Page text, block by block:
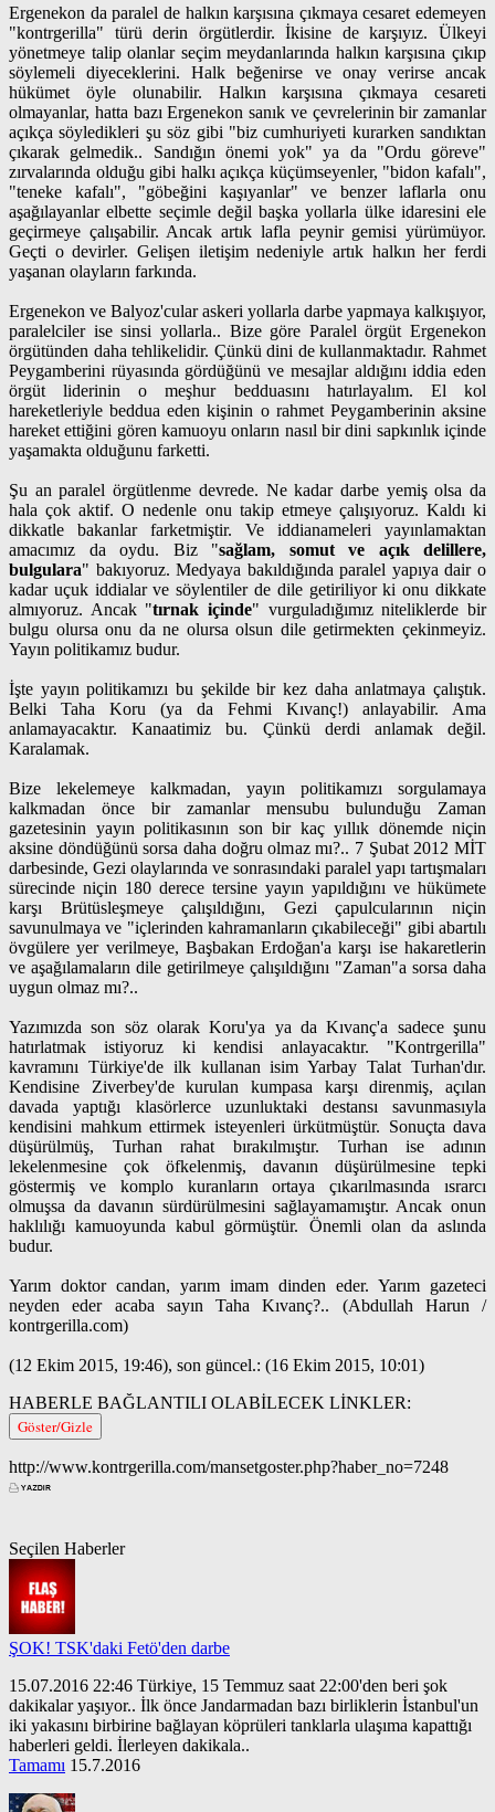
Ergenekon da paralel de halkın karşısına çıkmaya cesaret edemeyen
"kontrgerilla" türü derin örgütlerdir. İkisine de karşıyız. Ülkeyi
yönetmeye talip olanlar seçim meydanlarında halkın karşısına çıkıp
söylemeli diyeceklerini. Halk beğenirse ve onay verirse ancak
hükümet öyle olunabilir. Halkın karşısına çıkmaya cesareti
olmayanlar, hatta bazı Ergenekon sanık ve çevrelerinin bir zamanlar
açıkça söyledikleri şu söz gibi "biz cumhuriyeti kurarken sandıktan
çıkarak gelmedik.. Sandığın önemi yok" ya da "Ordu göreve"
zırvalarında olduğu gibi halkı açıkça küçümseyenler, "bidon kafalı",
"teneke kafalı", "göbeğini kaşıyanlar" ve benzer laflarla onu
aşağılayanlar elbette seçimle değil başka yollarla ülke idaresini ele
geçirmeye çalışabilir. Ancak artık lafla peynir gemisi yürümüyor.
Geçti o devirler. Gelişen iletişim nedeniyle artık halkın her ferdi
yaşanan olayların farkında.
Ergenekon ve Balyoz'cular askeri yollarla darbe yapmaya kalkışıyor,
paralelciler ise sinsi yollarla.. Bize göre Paralel örgüt Ergenekon
örgütünden daha tehlikelidir. Çünkü dini de kullanmaktadır. Rahmet
Peygamberini rüyasında gördüğünü ve mesajlar aldığını iddia eden
örgüt liderinin o meşhur bedduasını hatırlayalım. El kol
hareketleriyle beddua eden kişinin o rahmet Peygamberinin aksine
hareket ettiğini gören kamuoyu onların nasıl bir dini sapkınlık içinde
yaşamakta olduğunu farketti.
Şu an paralel örgütlenme devrede. Ne kadar darbe yemiş olsa da
hala çok aktif. O nedenle onu takip etmeye çalışıyoruz. Kaldı ki
dikkatle bakanlar farketmiştir. Ve iddianameleri yayınlamaktan
amacımız da oydu. Biz "sağlam, somut ve açık delillere,
bulgulara" bakıyoruz. Medyaya bakıldığında paralel yapıya dair o
kadar uçuk iddialar ve söylentiler de dile getiriliyor ki onu dikkate
almıyoruz. Ancak "tırnak içinde" vurguladığımız niteliklerde bir
bulgu olursa onu da ne olursa olsun dile getirmekten çekinmeyiz.
Yayın politikamız budur.
İşte yayın politikamızı bu şekilde bir kez daha anlatmaya çalıştık.
Belki Taha Koru (ya da Fehmi Kıvanç!) anlayabilir. Ama
anlamayacaktır. Kanaatimiz bu. Çünkü derdi anlamak değil.
Karalamak.
Bize lekelemeye kalkmadan, yayın politikamızı sorgulamaya
kalkmadan önce bir zamanlar mensubu bulunduğu Zaman
gazetesinin yayın politikasının son bir kaç yıllık dönemde niçin
aksine döndüğünü sorsa daha doğru olmaz mı?.. 7 Şubat 2012 MİT
darbesinde, Gezi olaylarında ve sonrasındaki paralel yapı tartışmaları
sürecinde niçin 180 derece tersine yayın yapıldığını ve hükümete
karşı Brütüsleşmeye çalışıldığını, Gezi çapulcularının niçin
savunulmaya ve "içlerinden kahramanların çıkabileceği" gibi abartılı
övgülere yer verilmeye, Başbakan Erdoğan'a karşı ise hakaretlerin
ve aşağılamaların dile getirilmeye çalışıldığını "Zaman"a sorsa daha
uygun olmaz mı?..
Yazımızda son söz olarak Koru'ya ya da Kıvanç'a sadece şunu
hatırlatmak istiyoruz ki kendisi anlayacaktır. "Kontrgerilla"
kavramını Türkiye'de ilk kullanan isim Yarbay Talat Turhan'dır.
Kendisine Ziverbey'de kurulan kumpasa karşı direnmiş, açılan
davada yaptığı klasörlerce uzunluktaki destansı savunmasıyla
kendisini mahkum ettirmek isteyenleri ürkütmüştür. Sonuçta dava
düşürülmüş, Turhan rahat bırakılmıştır. Turhan ise adının
lekelenmesine çok öfkelenmiş, davanın düşürülmesine tepki
göstermiş ve komplo kuranların ortaya çıkarılmasında ısrarcı
olmuşsa da davanın sürdürülmesini sağlayamamıştır. Ancak onun
haklılığı kamuoyunda kabul görmüştür. Önemli olan da aslında
budur.
Yarım doktor candan, yarım imam dinden eder. Yarım gazeteci
neyden eder acaba sayın Taha Kıvanç?.. (Abdullah Harun /
kontrgerilla.com)
(12 Ekim 2015, 19:46), son güncel.: (16 Ekim 2015, 10:01)
HABERLE BAĞLANTILI OLABİLECEK LİNKLER:
Göster/Gizle
http://www.kontrgerilla.com/mansetgoster.php?haber_no=7248
Seçilen Haberler
ŞOK! TSK'daki Fetö'den darbe
15.07.2016 22:46 Türkiye, 15 Temmuz saat 22:00'den beri şok
dakikalar yaşıyor.. İlk önce Jandarmadan bazı birliklerin İstanbul'un
iki yakasını birbirine bağlayan köprüleri tanklarla ulaşıma kapattığı
haberleri geldi. İlerleyen dakikala..
Tamamı 15.7.2016